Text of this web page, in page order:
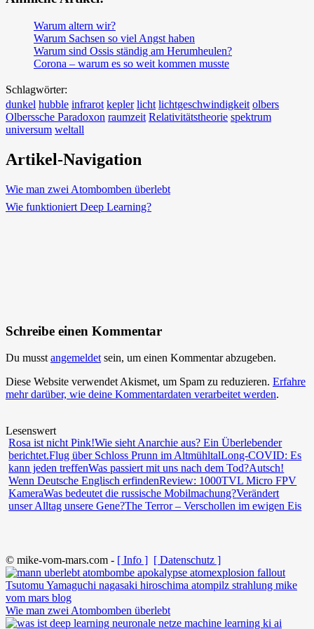
Warum altern wir?
Warum Sachsen so viel Angst haben
Warum sind Ossis ständig am Herumheulen?
Corona – warum es so weit kommen musste
Schlagwörter:
dunkel hubble infrarot kepler licht lichtgeschwindigkeit olbers
Olberssche Paradoxon raumzeit Relativitätstheorie spektrum
universum weltall
Artikel-Navigation
Wie man zwei Atombomben überlebt
Wie funktioniert Deep Learning?
Schreibe einen Kommentar
Du musst angemeldet sein, um einen Kommentar abzugeben.
Diese Website verwendet Akismet, um Spam zu reduzieren. Erfahre
mehr darüber, wie deine Kommentardaten verarbeitet werden.
Lesenswert
Rosa ist nicht Pink!Wie sieht Anarchie aus? Ein Überlebender
berichtet.Flug über Schloss Prunn im AltmühltalLong-COVID: Es
kann jeden treffenWas passiert mit uns nach dem Tod?Autsch!
Wenn Deutsche Englisch erfindenReview: 1000TVL Micro FPV
KameraWas bedeutet die russische Mobilmachung?Verändert
unser Alltag unsere Gene?The Terror – Verschollen im ewigen Eis
© mike-vom-mars.com - [ Info ] [ Datenschutz ]
Wie man zwei Atombomben überlebt